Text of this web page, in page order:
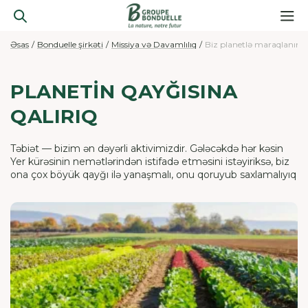
Əsas Bonduelle şirkəti Missiya və Davamlılıq Biz planetlə maraqlanırıq
PLANETİN QAYĞISINA
QALIRIQ
Təbiət — bizim ən dəyərli aktivimizdir. Gələcəkdə hər kəsin
Yer kürəsinin nemətlərindən istifadə etməsini istəyiriksə, biz
ona çox böyük qayğı ilə yanaşmalı, onu qoruyub saxlamalıyıq